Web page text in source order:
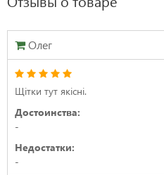
Олег
Щітки тут якісні.
Достоинства:
-
Недостатки:
-